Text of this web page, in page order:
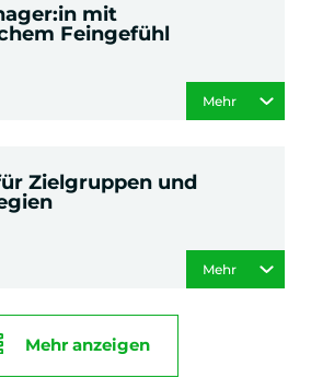
mit
Feingefühl
Mehr
Zielgruppen und
Mehr
Mehr anzeigen